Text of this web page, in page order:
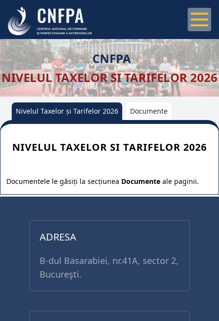
CNFPA
NIVELUL TAXELOR SI TARIFELOR 2026
Nivelul Taxelor și Tarifelor 2026 Documente
NIVELUL TAXELOR SI TARIFELOR 2026
Documentele le găsiți la secțiunea Documente ale paginii.
ADRESA
B-dul Basarabiei, nr.41A, sector 2,
Bucureşti.